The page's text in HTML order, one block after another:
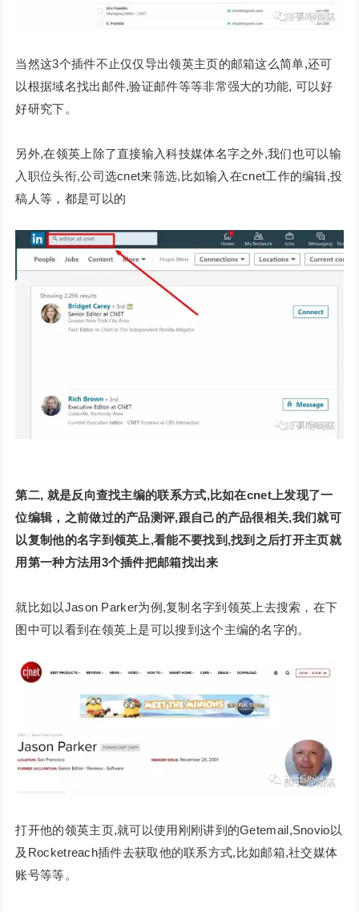
当然这3个插件不止仅仅导出领英主页的邮箱这么简单,还可
以根据域名找出邮件,验证邮件等等非常强大的功能, 可以好
好研究下。
另外,在领英上除了直接输入科技媒体名字之外,我们也可以输
入职位头衔,公司选cnet来筛选,比如输入在cnet工作的编辑,投
稿人等，都是可以的
第二, 就是反向查找主编的联系方式,比如在cnet上发现了一
位编辑，之前做过的产品测评,跟自己的产品很相关,我们就可
以复制他的名字到领英上,看能不要找到,找到之后打开主页就
用第一种方法用3个插件把邮箱找出来
就比如以Jason Parker为例,复制名字到领英上去搜索，在下
图中可以看到在领英上是可以搜到这个主编的名字的。
打开他的领英主页,就可以使用刚刚讲到的Getemail,Snovio以
及Rocketreach插件去获取他的联系方式,比如邮箱,社交媒体
账号等等。